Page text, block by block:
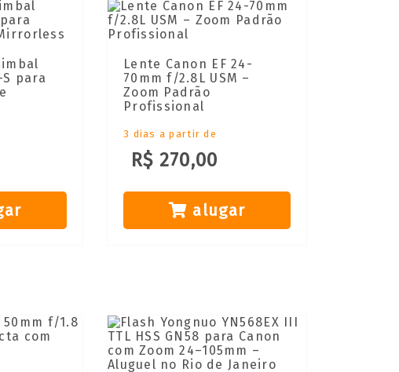
para
Lente Canon EF 24-
70mm f/2.8L USM –
Zoom Padrão
Profissional
3 dias a partir de
R$ 270,00
alugar